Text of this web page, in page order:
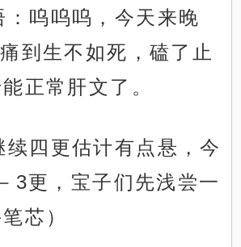
：呜呜呜，今天来晚
到生不如死，磕了止
正常肝文了。
续四更估计有点悬，今
3更，宝子们先浅尝一
芯）